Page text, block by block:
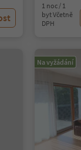
1 noc / 1
byt Včetně
DPH
Na vyžádání